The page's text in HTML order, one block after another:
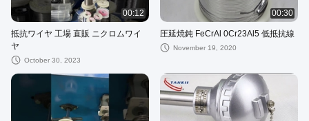
00:12
抵抗ワイヤ 工場 直販 ニクロムワイ
ヤ
October 30, 2023
00:30
圧延焼鈍 FeCrAl 0Cr23Al5 低抵抗線
November 19, 2020